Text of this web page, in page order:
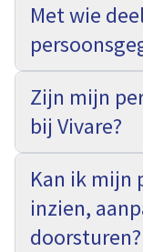
Met wie
Zijn mijn
bij Vivare?
Kan ik mijn
inzien,
doorsturen?